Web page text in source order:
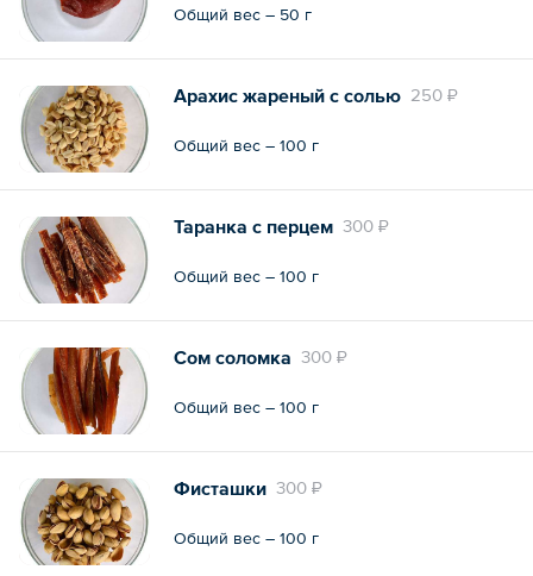
Общий вес – 50 г
250 ₽
Арахис жареный с солью
Общий вес – 100 г
300 ₽
Таранка с перцем
Общий вес – 100 г
300 ₽
Сом соломка
Общий вес – 100 г
300 ₽
Фисташки
Общий вес – 100 г